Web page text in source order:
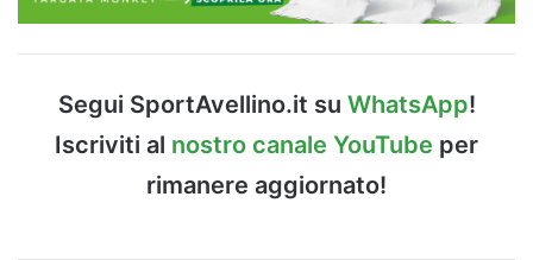
Segui SportAvellino.it su WhatsApp!
Iscriviti al nostro canale YouTube per
rimanere aggiornato!